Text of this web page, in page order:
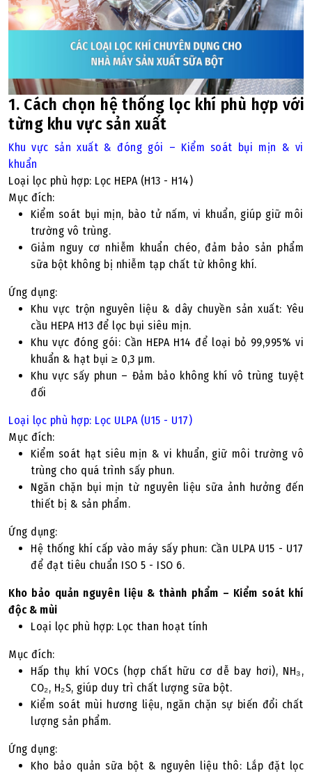
1. Cách chọn hệ thống lọc khí phù hợp với
từng khu vực sản xuất
Khu vực sản xuất & đóng gói – Kiểm soát bụi mịn & vi
khuẩn
Loại lọc phù hợp: Lọc HEPA (H13 - H14)
Mục đích:
Kiểm soát bụi mịn, bào tử nấm, vi khuẩn, giúp giữ môi
trường vô trùng.
Giảm nguy cơ nhiễm khuẩn chéo, đảm bảo sản phẩm
sữa bột không bị nhiễm tạp chất từ không khí.
Ứng dụng:
Khu vực trộn nguyên liệu & dây chuyền sản xuất: Yêu
cầu HEPA H13 để lọc bụi siêu mịn.
Khu vực đóng gói: Cần HEPA H14 để loại bỏ 99,995% vi
khuẩn & hạt bụi ≥ 0,3 µm.
Khu vực sấy phun – Đảm bảo không khí vô trùng tuyệt
đối
Loại lọc phù hợp: Lọc ULPA (U15 - U17)
Mục đích:
Kiểm soát hạt siêu mịn & vi khuẩn, giữ môi trường vô
trùng cho quá trình sấy phun.
Ngăn chặn bụi mịn từ nguyên liệu sữa ảnh hưởng đến
thiết bị & sản phẩm.
Ứng dụng:
Hệ thống khí cấp vào máy sấy phun: Cần ULPA U15 - U17
để đạt tiêu chuẩn ISO 5 - ISO 6.
Kho bảo quản nguyên liệu & thành phẩm – Kiểm soát khí
độc & mùi
Loại lọc phù hợp: Lọc than hoạt tính
Mục đích:
Hấp thụ khí VOCs (hợp chất hữu cơ dễ bay hơi), NH₃,
CO₂, H₂S, giúp duy trì chất lượng sữa bột.
Kiểm soát mùi hương liệu, ngăn chặn sự biến đổi chất
lượng sản phẩm.
Ứng dụng:
Kho bảo quản sữa bột & nguyên liệu thô: Lắp đặt lọc